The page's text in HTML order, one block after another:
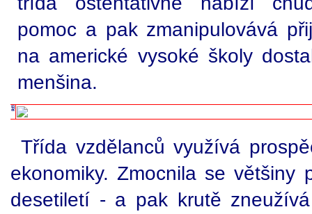
pomoc a pak zmanipulovává
na americké vysoké školy
menšina.
Třída vzdělanců využívá
ekonomiky. Zmocnila se většiny
desetiletí - a pak krutě